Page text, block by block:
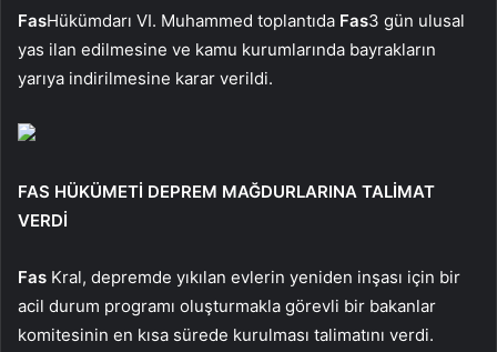
FasHükümdarı VI. Muhammed toplantıda Fas3 gün ulusal
yas ilan edilmesine ve kamu kurumlarında bayrakların
yarıya indirilmesine karar verildi.
FAS HÜKÜMETİ DEPREM MAĞDURLARINA TALİMAT
VERDİ
Fas Kral, depremde yıkılan evlerin yeniden inşası için bir
acil durum programı oluşturmakla görevli bir bakanlar
komitesinin en kısa sürede kurulması talimatını verdi.